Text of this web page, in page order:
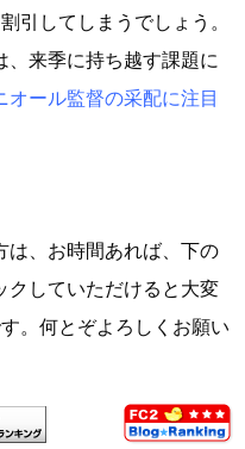
引してしまうでしょう。
、来季に持ち越す課題に
オール監督の采配に注目
は、お時間あれば、下の
クしていただけると大変
。何とぞよろしくお願い